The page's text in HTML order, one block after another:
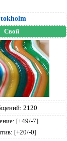
Свой
2120
[+49/-7]
[+20/-0]